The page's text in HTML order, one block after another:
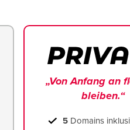
„Von Anfang an
bleiben.“
5 Domains